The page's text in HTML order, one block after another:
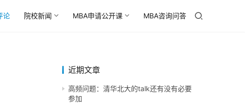
论 院校新闻 MBA申请公开课 MBA咨询问答
近期文章
高频问题：清华北大的talk还有没有必要
参加